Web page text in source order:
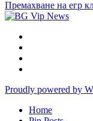
Премахване на егр
Proudly powered by
Home